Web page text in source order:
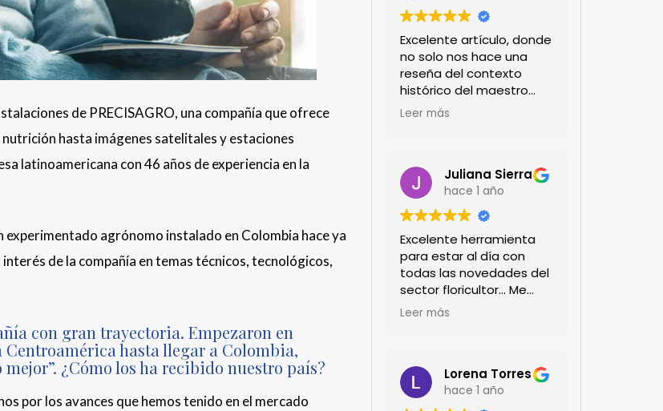
de PRECISAGRO, una compañía que ofrece
hasta imágenes satelitales y estaciones
latinoamericana con 46 años de experiencia en la
experimentado agrónomo instalado en Colombia hace ya
de la compañía en temas técnicos, tecnológicos,
con gran trayectoria. Empezaron en
Centroamérica hasta llegar a Colombia,
¿Cómo los ha recibido nuestro país?
por los avances que hemos tenido en el mercado
Excelente artículo, donde
no solo nos hace una
reseña del contexto
histórico del maestro
jardinero japonés si no
Felicitaciones!!
Leer más
Juliana Sierra
hace 1 año
Excelente herramienta
para estar al día con
todas las novedades del
sector floricultor... Me
encanta!!!
Leer más
Lorena Torres
hace 1 año